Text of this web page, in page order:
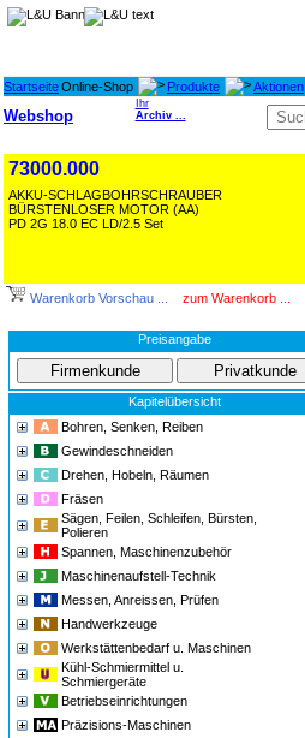
StartseiteOnline-Shop Produkte Aktionen
Webshop
Ihr
Archiv ...
73000.000
AKKU-SCHLAGBOHRSCHRAUBER
BÜRSTENLOSER MOTOR (AA)
PD 2G 18.0 EC LD/2.5 Set
Warenkorb Vorschau ... zum Warenkorb ...
Preisangabe
Kapitelübersicht
Bohren, Senken, Reiben
Gewindeschneiden
Drehen, Hobeln, Räumen
Fräsen
Sägen, Feilen, Schleifen, Bürsten,
Polieren
Spannen, Maschinenzubehör
Maschinenaufstell-Technik
Messen, Anreissen, Prüfen
Handwerkzeuge
Werkstättenbedarf u. Maschinen
Kühl-Schmiermittel u.
Schmiergeräte
Betriebseinrichtungen
Präzisions-Maschinen